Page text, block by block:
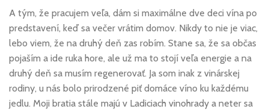
A tým, že pracujem veľa, dám si maximálne dve deci vína po
predstavení, keď sa večer vrátim domov. Nikdy to nie je viac,
lebo viem, že na druhý deň zas robím. Stane sa, že sa občas
pojaším a ide ruka hore, ale už ma to stojí veľa energie a na
druhý deň sa musím regenerovať. Ja som inak z vinárskej
rodiny, u nás bolo prirodzené piť domáce víno ku každému
jedlu. Moji bratia stále majú v Ladiciach vinohrady a neter sa